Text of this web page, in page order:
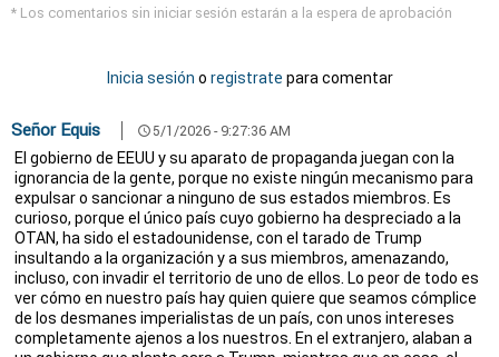
* Los comentarios sin iniciar sesión estarán a la espera de aprobación
Inicia sesión o registrate para comentar
Señor Equis schedule 5/1/2026 - 9:27:36 AM
El gobierno de EEUU y su aparato de propaganda juegan con la
ignorancia de la gente, porque no existe ningún mecanismo para
expulsar o sancionar a ninguno de sus estados miembros. Es
curioso, porque el único país cuyo gobierno ha despreciado a la
OTAN, ha sido el estadounidense, con el tarado de Trump
insultando a la organización y a sus miembros, amenazando,
incluso, con invadir el territorio de uno de ellos. Lo peor de todo es
ver cómo en nuestro país hay quien quiere que seamos cómplice
de los desmanes imperialistas de un país, con unos intereses
completamente ajenos a los nuestros. En el extranjero, alaban a